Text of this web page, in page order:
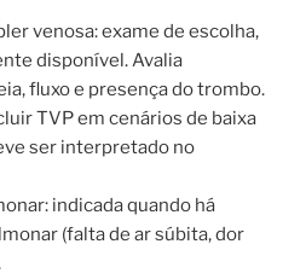
venosa: exame de escolha,
disponível. Avalia
fluxo e presença do trombo.
TVP em cenários de baixa
ser interpretado no
indicada quando há
(falta de ar súbita, dor